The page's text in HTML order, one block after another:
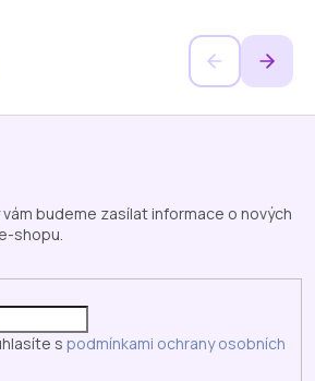
budeme zasílat informace o nových
shopu.
s podmínkami ochrany osobních